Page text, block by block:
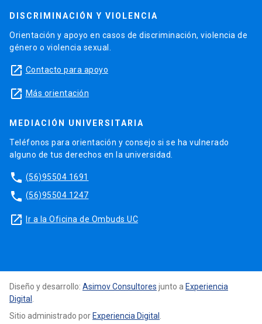
DISCRIMINACIÓN Y VIOLENCIA
Orientación y apoyo en casos de discriminación, violencia de
género o violencia sexual.
launch Contacto para apoyo
launch Más orientación
MEDIACIÓN UNIVERSITARIA
Teléfonos para orientación y consejo si se ha vulnerado
alguno de tus derechos en la universidad.
phone (56)95504 1691
phone (56)95504 1247
launch Ir a la Oficina de Ombuds UC
Diseño y desarrollo: Asimov Consultores junto a Experiencia
Digital
Sitio administrado porExperiencia Digital